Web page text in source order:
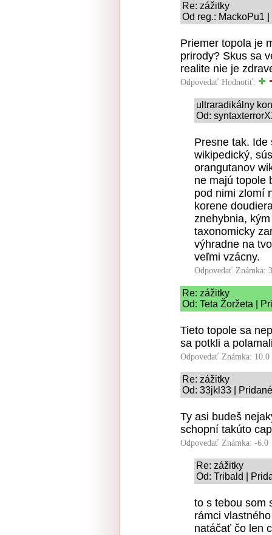
Re: zážitky
Od reg.: MackoPu1
Priemer topola je
prirody? Skus sa
realite nie je
Odpovedať Hodnotiť:
ultraradikálny
Od:
Presne tak.
wikipedický,
orangutanov
ne majú topole
pod nimi zlomí
korene
znehybnia,
taxonomicky
výhradne na
veľmi vzácny.
Odpovedať Známka:
Re: zážitky
Od: Teta Žoržeta |
Tieto topole sa
sa potkli a
Odpovedať Známka: 10.0
Re: zážitky
Od: 33jkl33 |
Ty asi budeš
schopní takúto
Odpovedať Známka: -6.0
Re: zážitky
Od: Tribald |
to s tebou som
rámci
natáčať čo len